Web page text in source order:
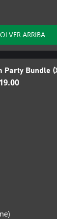
ARRIBA
Party Bundle